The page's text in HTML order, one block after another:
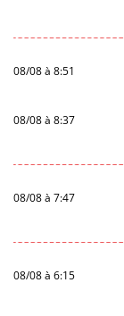
08/08 à 8:51
08/08 à 8:37
08/08 à 7:47
08/08 à 6:15